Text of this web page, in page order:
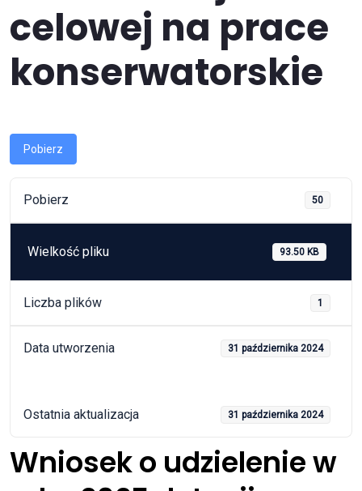
celowej na prace
konserwatorskie
Pobierz
Pobierz 50
Wielkość pliku 93.50 KB
Liczba plików 1
Data utworzenia 31 października 2024
Ostatnia aktualizacja 31 października 2024
Wniosek o udzielenie w